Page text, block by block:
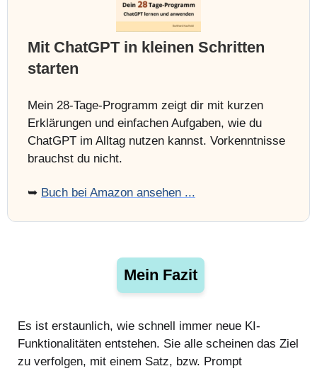
Mit ChatGPT in kleinen Schritten
starten
Mein 28-Tage-Programm zeigt dir mit kurzen
Erklärungen und einfachen Aufgaben, wie du
ChatGPT im Alltag nutzen kannst. Vorkenntnisse
brauchst du nicht.
➥ Buch bei Amazon ansehen ...
Mein Fazit
Es ist erstaunlich, wie schnell immer neue KI-
Funktionalitäten entstehen. Sie alle scheinen das Ziel
zu verfolgen, mit einem Satz, bzw. Prompt